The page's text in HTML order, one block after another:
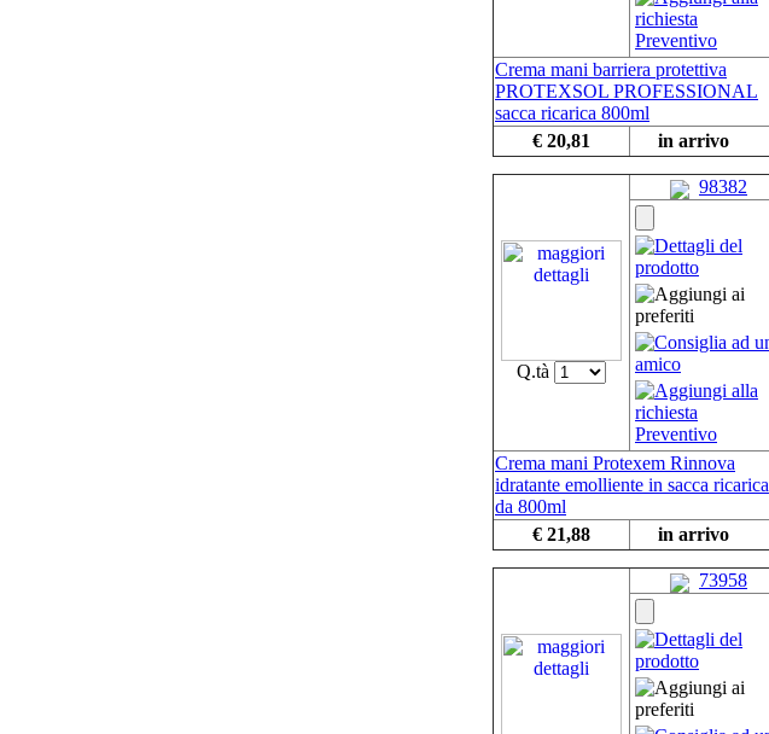
Crema mani barriera protettiva
PROTEXSOL PROFESSIONAL
sacca ricarica 800ml
€ 20,81
in arrivo
Q.tà
98382
Crema mani Protexem Rinnova
idratante emolliente in sacca ricarica
da 800ml
€ 21,88
in arrivo
73958